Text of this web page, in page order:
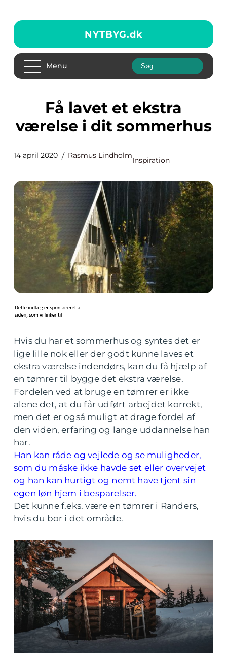
NYTBYG.dk
Menu
Få lavet et ekstra
værelse i dit sommerhus
14 april 2020 Rasmus Lindholm
Inspiration
Hvis du har et sommerhus og syntes det er
lige lille nok eller der godt kunne laves et
ekstra værelse indendørs, kan du få hjælp af
en tømrer til bygge det ekstra værelse.
Fordelen ved at bruge en tømrer er ikke
alene det, at du får udført arbejdet korrekt,
men det er også muligt at drage fordel af
den viden, erfaring og lange uddannelse han
har.
Han kan råde og vejlede og se muligheder,
som du måske ikke havde set eller overvejet
og han kan hurtigt og nemt have tjent sin
egen løn hjem i besparelser.
Det kunne f.eks. være en tømrer i Randers,
hvis du bor i det område.